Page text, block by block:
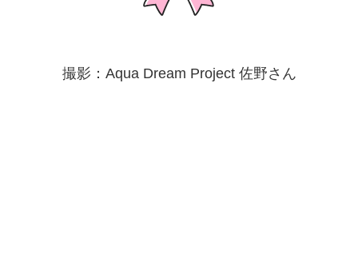
撮影：Aqua Dream Project 佐野さん